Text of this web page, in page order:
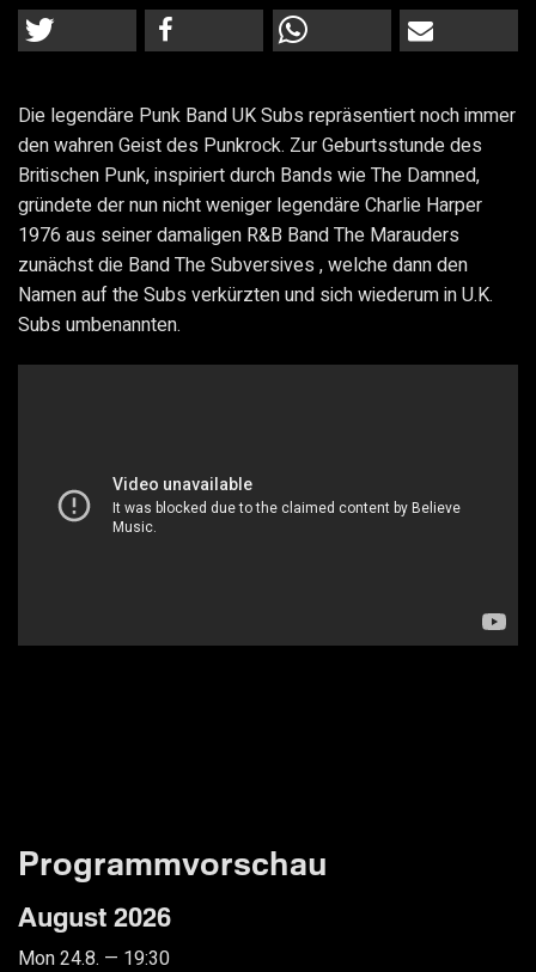
Die legendäre Punk Band UK Subs repräsentiert noch immer
den wahren Geist des Punkrock. Zur Geburtsstunde des
Britischen Punk, inspiriert durch Bands wie The Damned,
gründete der nun nicht weniger legendäre Charlie Harper
1976 aus seiner damaligen R&B Band The Marauders
zunächst die Band The Subversives , welche dann den
Namen auf the Subs verkürzten und sich wiederum in U.K.
Subs umbenannten.
Programmvorschau
August 2026
Mon 24.8. — 19:30